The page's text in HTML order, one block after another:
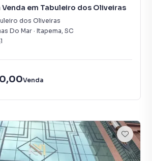
em Tabuleiro dos Oliveiras
dos Oliveiras
Do Mar · Itapema, SC
1
Venda